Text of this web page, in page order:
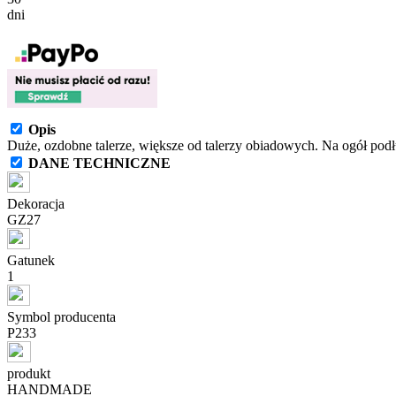
dni
Opis
Duże, ozdobne talerze, większe od talerzy obiadowych. Na ogół
DANE TECHNICZNE
Dekoracja
GZ27
Gatunek
1
Symbol producenta
P233
produkt
HANDMADE